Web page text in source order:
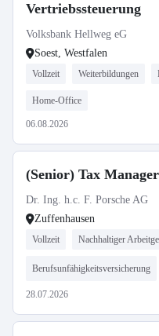
Vertriebssteuerung
Volksbank Hellweg eG
Soest, Westfalen
Vollzeit Weiterbildungen
Home-Office
06.08.2026
(Senior) Tax
Dr. Ing. h.c. F. Porsche AG
Zuffenhausen
Vollzeit Nachhaltiger
Berufsunfähigkeitsversicherung
28.07.2026